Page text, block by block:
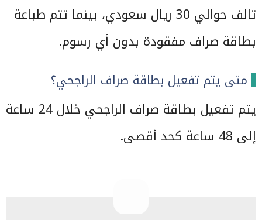
تالف حوالي 30 ريال سعودي، بينما تتم طباعة
بطاقة صراف مفقودة بدون أي رسوم.
متى يتم تفعيل بطاقة صراف الراجحي؟
يتم تفعيل بطاقة صراف الراجحي خلال 24 ساعة
إلى 48 ساعة كحد أقصى.